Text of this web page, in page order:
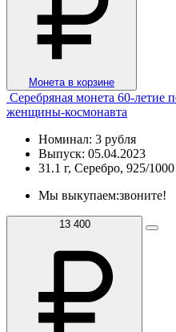
Монета в корзине
Серебряная монета 60-летие
женщины-космонавта
Номинал: 3 рубля
Выпуск: 05.04.2023
31.1 г, Серебро, 925/1000
Мы выкупаем:звоните!
13 400